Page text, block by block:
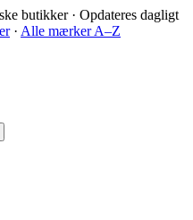
butikker · Opdateres dagligt
· Alle mærker A–Z